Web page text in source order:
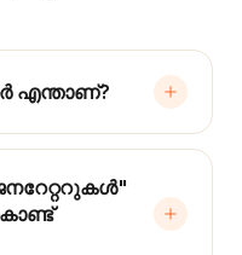
എന്താണ്?